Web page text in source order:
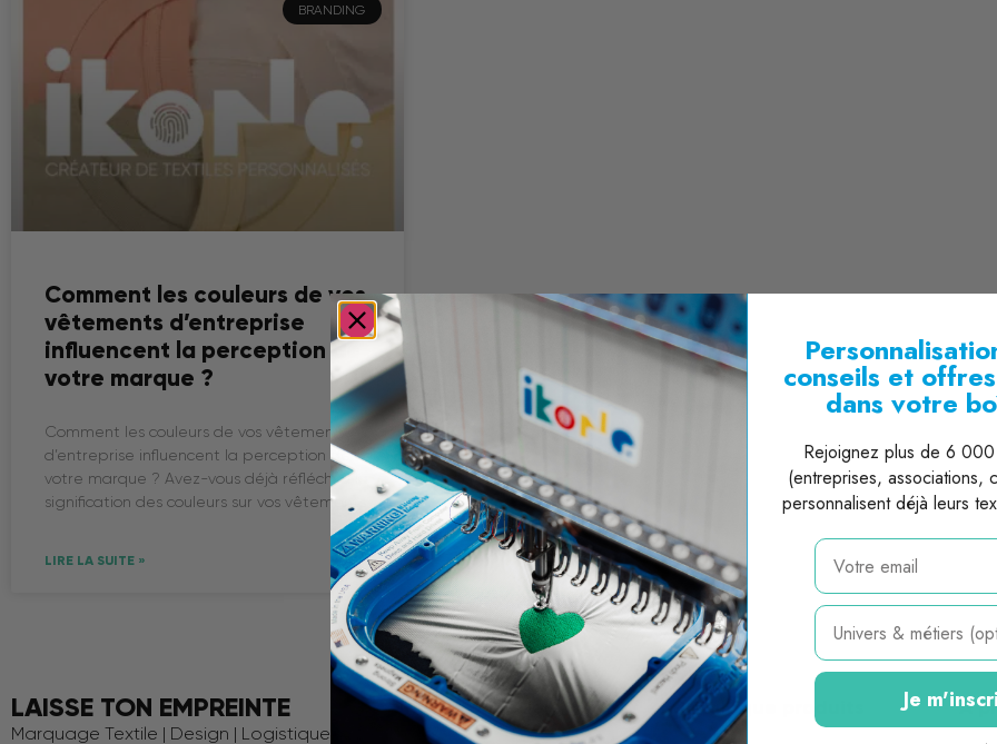
BRANDING
Comment les couleurs de vos
vêtements d’entreprise
influencent la perception de
votre marque ?
Comment les couleurs de vos vêtements
d’entreprise influencent la perception de
votre marque ? Avez-vous déjà réfléchi à la
signification des couleurs sur vos vêtements
LIRE LA SUITE »
LAISSE TON EMPREINTE
Marquage Textile | Design | Logistique
Univers & Métiers Catalogue produits À
conseils et
dans votre
Rejoignez plus de 6
(entreprises, associations,
personnalisent déjà leurs
email
Métier
Je